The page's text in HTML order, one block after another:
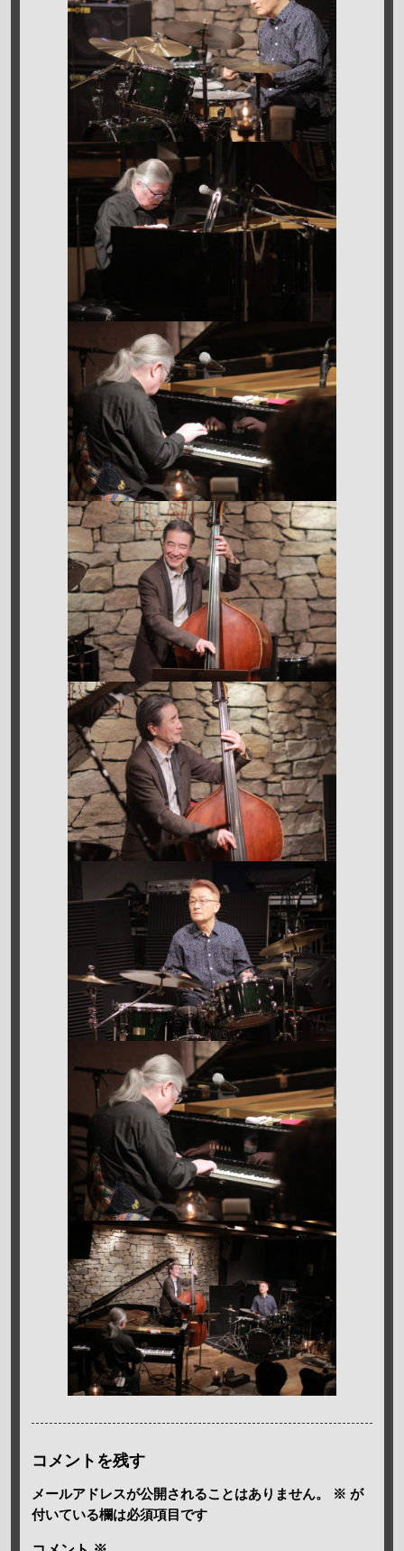
コメントを残す
メールアドレスが公開されることはありません。 ※ が
付いている欄は必須項目です